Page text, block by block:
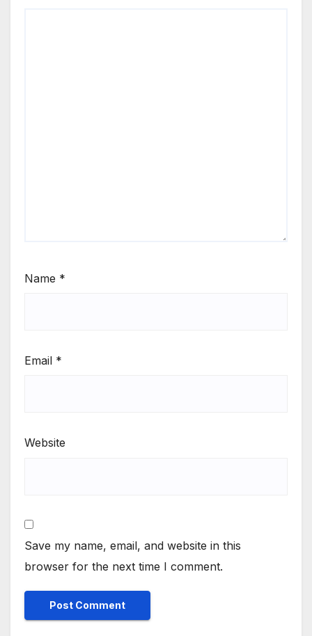
Name *
Email *
Website
Save my name, email, and website in this
browser for the next time I comment.